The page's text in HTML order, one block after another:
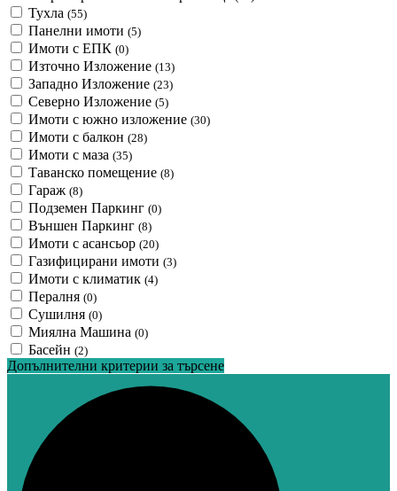
Тухла (55)
Панелни имоти (5)
Имоти с ЕПК (0)
Източно Изложение (13)
Западно Изложение (23)
Северно Изложение (5)
Имоти с южно изложение (30)
Имоти с балкон (28)
Имоти с маза (35)
Таванско помещение (8)
Гараж (8)
Подземен Паркинг (0)
Външен Паркинг (8)
Имоти с асансьор (20)
Газифицирани имоти (3)
Имоти с климатик (4)
Пералня (0)
Сушилня (0)
Миялна Машина (0)
Басейн (2)
Допълнителни критерии за търсене